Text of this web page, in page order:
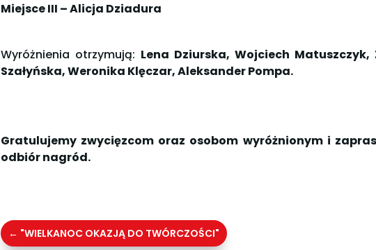
Miejsce III – Alicja Dziadura
Wyróżnienia otrzymują: Lena Dziurska, Wojciech
Szałyńska, Weronika Klęczar, Aleksander Pompa.
Gratulujemy zwycięzcom oraz osobom wyróżnionym i
odbiór nagród.
← "WIELKANOC OKAZJĄ DO TWÓRCZOŚCI"